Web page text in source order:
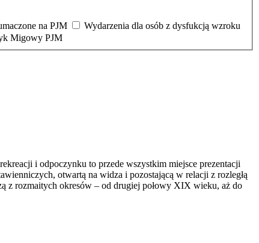
na PJM
Wydarzenia dla osób z dysfukcją wzroku
Migowy PJM
i odpoczynku to przede wszystkim miejsce prezentacji
otwartą na widza i pozostającą w relacji z rozległą
z rozmaitych okresów – od drugiej połowy XIX wieku, aż do